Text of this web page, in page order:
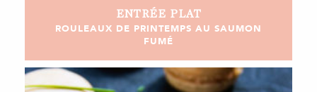
ENTRÉE PLAT
ROULEAUX DE PRINTEMPS AU SAUMON
FUMÉ